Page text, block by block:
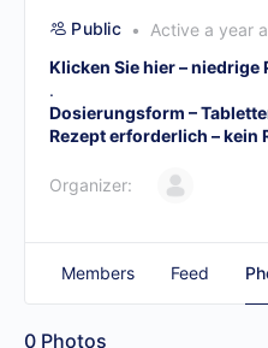
Public
Active a year
Klicken Sie hier – niedrige
.
Dosierungsform –
Rezept erforderlich – kein
Organizer:
Members Feed
0 Photos